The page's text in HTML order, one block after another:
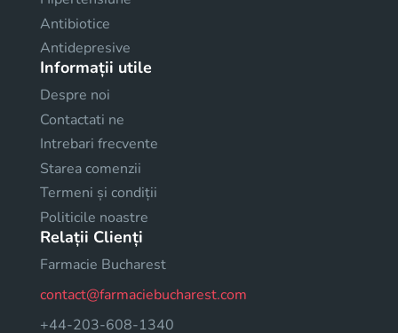
Antibiotice
Antidepresive
Informații utile
Despre noi
Contactati ne
Intrebari frecvente
Starea comenzii
Termeni și condiții
Politicile noastre
Relații Clienți
Farmacie Bucharest
contact@farmaciebucharest.com
+44-203-608-1340